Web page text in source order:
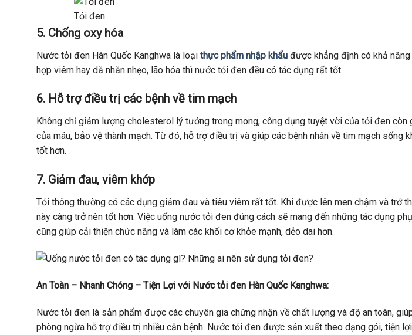
Tỏi đen
5. Chống oxy hóa
Nước tỏi đen Hàn Quốc Kanghwa là loại thực phẩm nhập khẩu được khẳng định có khả
hợp viêm hay dă nhăn nhẹo, lão hóa thì nước tỏi đen đều có tác dụng rất tốt.
6. Hỗ trợ điều trị các bệnh về tim mạch
Không chỉ giảm lượng cholesterol lý tưởng trong mong, công dụng tuyệt vời của tỏi đen
của máu, bảo vệ thành mạch. Từ đó, hỗ trợ điều trị và giúp các bệnh nhân về tim mạch sống
tốt hơn.
7. Giảm đau, viêm khớp
Tỏi thông thường có các dụng giảm đau và tiêu viêm rất tốt. Khi được lên men chậm và trở
này càng trở nên tốt hơn. Việc uống nước tỏi đen đúng cách sẽ mang đến những tác dụng
cũng giúp cải thiện chức năng và làm các khối cơ khỏe mạnh, dẻo dai hơn.
An Toàn – Nhanh Chóng – Tiện Lợi với Nước tỏi đen Hàn Quốc Kanghwa:
Nước tỏi đen là sản phẩm được các chuyên gia chứng nhận về chất lượng và độ an toàn,
phòng ngừa hỗ trợ điều trị nhiều căn bệnh. Nước tỏi đen được sản xuất theo dạng gói, tiện